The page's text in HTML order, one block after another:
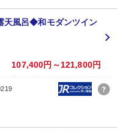
日〜8月16日宿泊者の方対象）
ト！
火を楽しめます
体も解きほぐされます。
天風呂◆和モダンツイン
107,400円～121,800円